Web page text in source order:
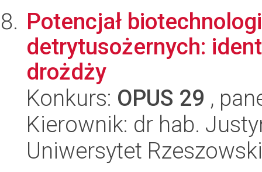
Potencjał
detrytusożernych:
drożdży
Konkurs: OPUS 29 ,
Kierownik: dr hab.
Uniwersytet Rzeszowski